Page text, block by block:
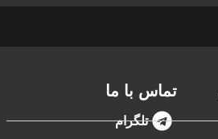
تماس با ما
تلگرام